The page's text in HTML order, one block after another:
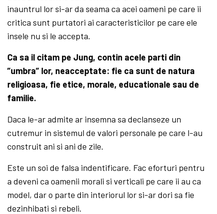
inauntrul lor si-ar da seama ca acei oameni pe care ii
critica sunt purtatori ai caracteristicilor pe care ele
insele nu si le accepta.
Ca sa il citam pe Jung, contin acele parti din
”umbra” lor, neacceptate: fie ca sunt de natura
religioasa, fie etice, morale, educationale sau de
familie.
Daca le-ar admite ar insemna sa declanseze un
cutremur in sistemul de valori personale pe care l-au
construit ani si ani de zile.
Este un soi de falsa indentificare. Fac eforturi pentru
a deveni ca oamenii morali si verticali pe care ii au ca
model, dar o parte din interiorul lor si-ar dori sa fie
dezinhibati si rebeli.